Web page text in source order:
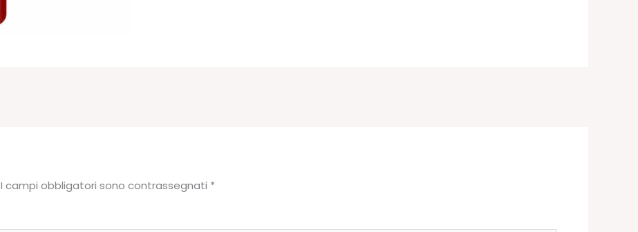
I campi obbligatori sono contrassegnati *